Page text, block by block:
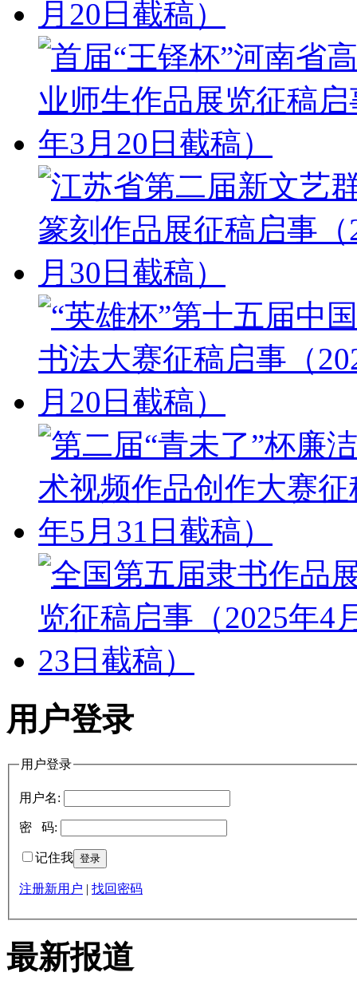
用户登录
用户登录
用户名:
密 码:
记住我
注册新用户 找回密码
最新报道